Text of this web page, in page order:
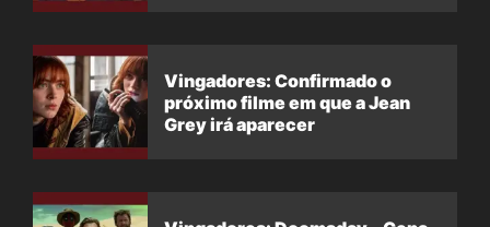
Vingadores: Confirmado o
próximo filme em que a Jean
Grey irá aparecer